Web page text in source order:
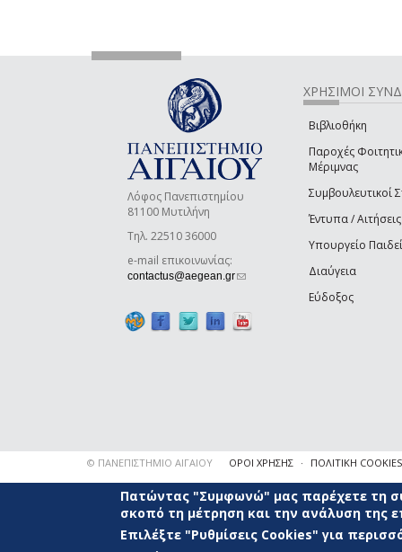
Λόφος Πανεπιστημίου
81100 Μυτιλήνη
Τηλ. 22510 36000
e-mail επικοινωνίας:
contactus@aegean.gr(link sends e-mail)
ΧΡΗΣΙΜΟΙ
Βιβλιοθήκη
Παροχές
Μέριμνας
Συμβουλευτικοί
Έντυπα / Αιτήσεις
Υπουργείο
Διαύγεια
Εύδοξος
© ΠΑΝΕΠΙΣΤΗΜΙΟ ΑΙΓΑΙΟΥ ΟΡΟΙ ΧΡΗΣΗΣ ΠΟΛΙΤΙΚΗ COOKIES
Πατώντας "Συμφωνώ" μας παρέχετε τη
σκοπό τη μέτρηση και την ανάλυση της
Επιλέξτε "Ρυθμίσεις Cookies" για